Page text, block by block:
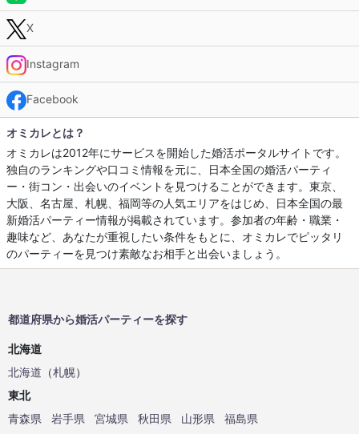
X
Instagram
Facebook
オミカレとは？
オミカレは2012年にサービスを開始した婚活ポータルサイトです。
独自のランキングや口コミ情報を元に、日本全国の婚活パーティ
ー・街コン・出会いのイベントを見つけることができます。東京、
大阪、名古屋、札幌、福岡等の人気エリアをはじめ、日本全国の最
新婚活パーティー情報が掲載されています。参加者の年齢・職業・
趣味など、あなたが重視したい条件をもとに、オミカレでピッタリ
のパーティーを見つけ素敵なお相手と出会いましょう。
都道府県から婚活パーティーを探す
北海道
北海道 （札幌）
東北
青森県
岩手県 宮城県 秋田県 山形県
福島県